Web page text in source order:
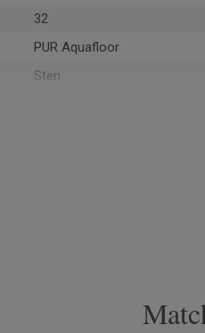
32
PUR Aquafloor
Sten